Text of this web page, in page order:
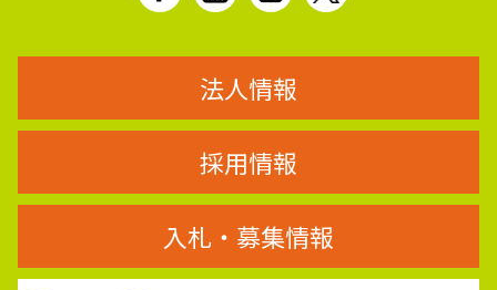
法人情報
採用情報
入札・募集情報